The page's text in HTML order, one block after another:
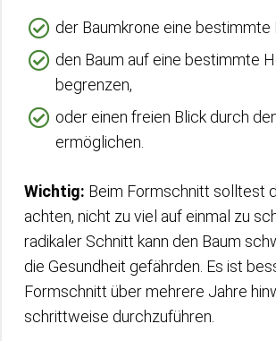
der Baumkrone eine bestimmte
den Baum auf eine bestimmte
begrenzen,
oder einen freien Blick durch
ermöglichen.
Wichtig: Beim Formschnitt solltest
achten, nicht zu viel auf einmal zu
radikaler Schnitt kann den Baum
die Gesundheit gefährden. Es ist
Formschnitt über mehrere Jahre
schrittweise durchzuführen.